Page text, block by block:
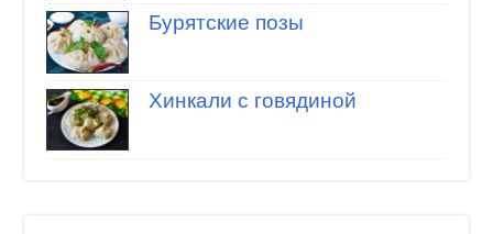
Бурятские позы
Хинкали с говядиной